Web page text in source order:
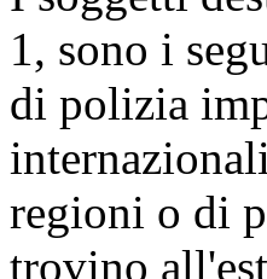
1, sono i
di polizia
regioni o di
trovino